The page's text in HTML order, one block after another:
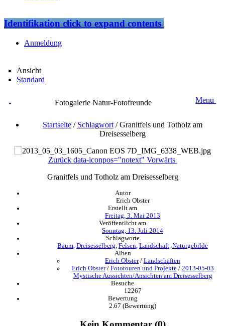
Identifikationclick to expand contents
Anmeldung
Ansicht
Standard
Fotogalerie Natur-Fotofreunde Menu
Startseite / Schlagwort /Granitfels und Totholz am
Dreisesselberg
Zurück data-iconpos="notext" Vorwärts
Granitfels und Totholz am Dreisesselberg
Autor
Erich Obster
Erstellt am
Freitag, 3. Mai 2013
Veröffentlicht am
Sonntag, 13. Juli 2014
Schlagworte
Baum Dreisesselberg Felsen Landschaft Naturgebilde
Alben
Erich Obster/ Landschaften
Erich Obster/ Fototouren und Projekte/ 2013-05-03
Mystische Aussichten/Ansichten am Dreisesselberg
Besuche
12267
Bewertung
2.67 (Bewertung)